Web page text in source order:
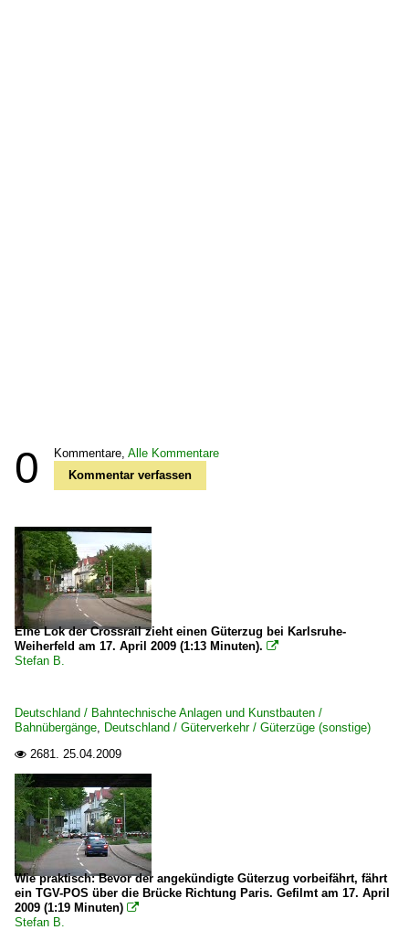
0 Kommentare, Alle Kommentare
Kommentar verfassen
Eine Lok der Crossrail zieht einen Güterzug bei Karlsruhe-
Weiherfeld am 17. April 2009 (1:13 Minuten). 
Stefan B.
Deutschland / Bahntechnische Anlagen und Kunstbauten /
Bahnübergänge, Deutschland / Güterverkehr / Güterzüge (sonstige)
 2681. 25.04.2009
Wie praktisch: Bevor der angekündigte Güterzug vorbeifährt, fährt
ein TGV-POS über die Brücke Richtung Paris. Gefilmt am 17. April
2009 (1:19 Minuten) 
Stefan B.